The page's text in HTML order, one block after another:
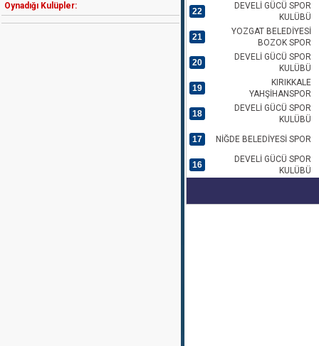
Oynadığı Kulüpler:
22
DEVELİ GÜCÜ SPOR
KULÜBÜ
21
YOZGAT BELEDİYESİ
BOZOK SPOR
20
DEVELİ GÜCÜ SPOR
KULÜBÜ
19
KIRIKKALE
YAHŞİHANSPOR
18
DEVELİ GÜCÜ SPOR
KULÜBÜ
17
NİĞDE BELEDİYESİ SPOR
16
DEVELİ GÜCÜ SPOR
KULÜBÜ